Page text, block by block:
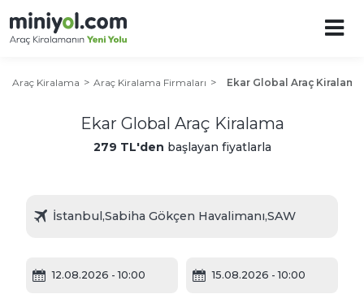
Araç Kiralama Araç Kiralama Firmaları Ekar Global Araç Kiralama
Ekar Global Araç Kiralama
279 TL'den başlayan fiyatlarla
12.08.2026 - 10:00 15.08.2026 - 10:00